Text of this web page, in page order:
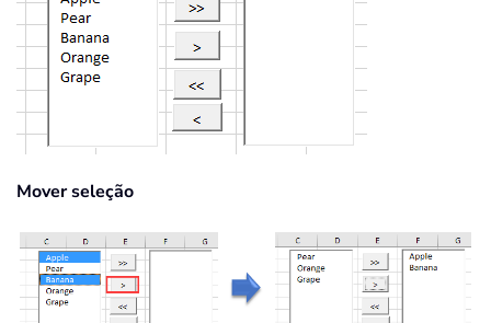
Dim I As Long
For I = 0 To xListBox1
        xListBox2
AddItem xListBox1
I
    xListBox1
End Sub
Sub moveSigle
Dim I As
For I = 0 xListBox1 . ListCount
= xListBox1 .ListCount
xListBox1 Selected(
Mover seleção